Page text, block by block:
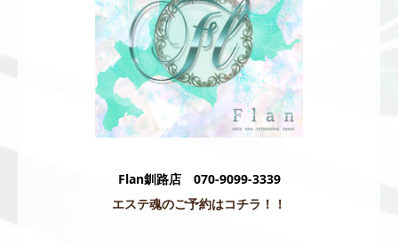
Flan釧路店 070-9099-3339
エステ魂のご予約はコチラ！！